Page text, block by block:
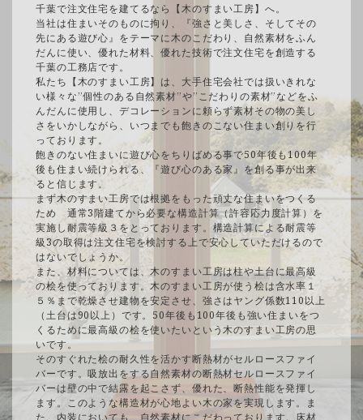
千葉で注文住宅を建てるなら【木のすまい工房】へ。
当社は住まいそのものに拘り、『強さと美しさ、そしてその
先にある遊び心』をテーマに木のこだわり、自然素材をふん
だんに使い、優れた材料、優れた技術で注文住宅を創造する
千葉の工務店です。
私たち【木のすまい工房】は、大手住宅会社では扱いきれな
い様々な”個性のある自然素材”や”こだわりの素材”などをふ
んだんに使用し、デコレーションに頼らず素材その物の美し
さをいかしながら、いつまでも飽きのこない住まい創りを行
っております。
飽きのない住まいに遊び心をちりばめる事で50年後も100年
後も住まい続けられる、『遊び心のある家』を創る事が出来
ると信じます。
まず木のすまい工房では根拠をもった頑丈な住まいをつくる
ため 通常3階建てから必要な構造計算（許容応力度計算）を
実施し耐震等級３をとっております。構造計算による耐震等
級3の取得は注文住宅を検討する上で安心していただけるので
はないでしょうか。
また、材料については、木のすまい工房は柱や土台に最高級
の桧を使っております。木のすまい工房が使う桧は含水率１
５％まで乾燥させ建物を安定させ、強さはヤング係数110以上
（土台は90以上）です。50年後も100年後も強い住まいをつ
くるために最高級の桧を使いたいという木のすまい工房の思
いです。
そのすぐれた桧の耐久性を活かす断熱材がセルロースファイ
バーです。吸放出をする自然素材の断熱材セルロースファイ
バーは壁の中で結露を起こさず、優れた、断熱性能を発揮し
ます。このような構造材が心地よい木の家を実現します。ま
た、内装においても、自然素材にこだわっております。床材